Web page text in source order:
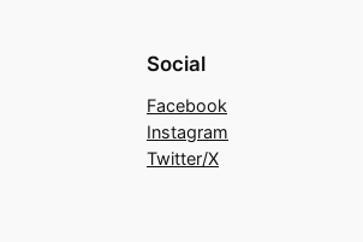
Social
Facebook
Instagram
Twitter/X